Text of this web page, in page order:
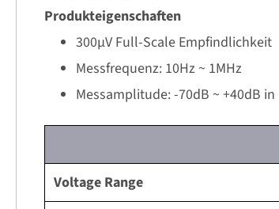
Produkteigenschaften
300μV Full-Scale Empfindlichkeit
Messfrequenz: 10Hz ~ 1MHz
Messamplitude: -70dB ~ +40dB
Voltage Range